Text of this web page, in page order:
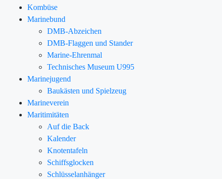
Kombüse
Marinebund
DMB-Abzeichen
DMB-Flaggen und Stander
Marine-Ehrenmal
Technisches Museum U995
Marinejugend
Baukästen und Spielzeug
Marineverein
Maritimitäten
Auf die Back
Kalender
Knotentafeln
Schiffsglocken
Schlüsselanhänger